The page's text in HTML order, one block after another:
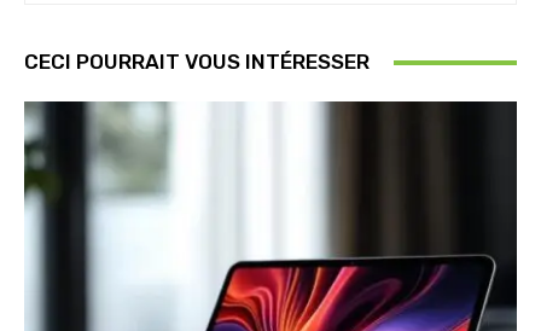
CECI POURRAIT VOUS INTÉRESSER